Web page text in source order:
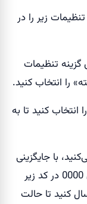
زیر را در
گزینه تنظیمات
را انتخاب کنید.
کنید تا به
با جایگزینی
رمز ۴ رقمی مخصوص دزدگیر خود را به جای 0000 در کد زیر
کنید تا حالت